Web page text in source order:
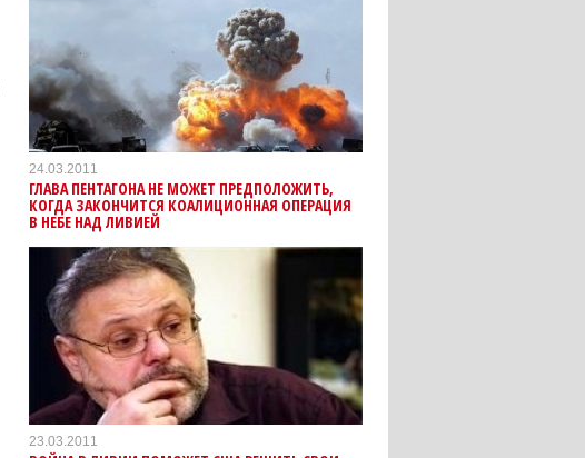
24.03.2011
ГЛАВА ПЕНТАГОНА НЕ МОЖЕТ ПРЕДПОЛОЖИТЬ,
КОГДА ЗАКОНЧИТСЯ КОАЛИЦИОННАЯ ОПЕРАЦИЯ
В НЕБЕ НАД ЛИВИЕЙ
23.03.2011